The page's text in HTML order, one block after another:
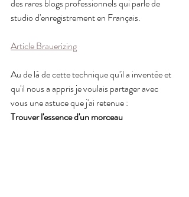
des rares blogs professionnels qui parle de
studio d'enregistrement en Français.
Article Brauerizing
Au de là de cette technique qu'il a inventée et
qu'il nous a appris je voulais partager avec
vous une astuce que j'ai retenue :
Trouver l'essence d'un morceau